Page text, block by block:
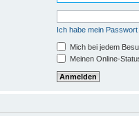
Ich habe mein
Mich bei jedem
Meinen Online-